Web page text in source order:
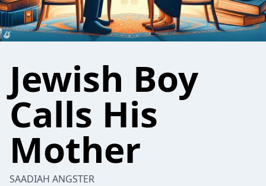
Jewish Boy
Calls His
Mother
SAADIAH ANGSTER